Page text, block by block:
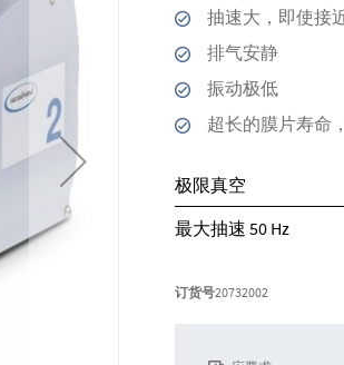
抽速大，即使接
排气安静
振动极低
超长的膜片寿命
极限真空
最大抽速 50 Hz
订货号20732002